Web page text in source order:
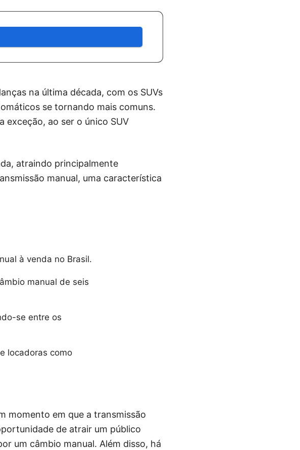
na última década, com os SUVs
se tornando mais comuns.
exceção, ao ser o único SUV
atraindo principalmente
manual, uma característica
à venda no Brasil.
manual de seis
se entre os
locadoras como
momento em que a transmissão
de atrair um público
um câmbio manual. Além disso, há